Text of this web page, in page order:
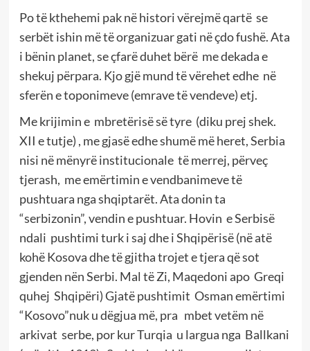
Po të kthehemi pak në histori vërejmë qartë se
serbët ishin më të organizuar gati në çdo fushë. Ata
i bënin planet, se çfarë duhet bërë me dekada e
shekuj përpara. Kjo gjë mund të vërehet edhe në
sferën e toponimeve (emrave të vendeve) etj.
Me krijimin e mbretërisë së tyre (diku prej shek.
XII e tutje) , me gjasë edhe shumë më heret, Serbia
nisi në mënyrë institucionale të merrej, përveç
tjerash, me emërtimin e vendbanimeve të
pushtuara nga shqiptarët. Ata donin ta
“serbizonin”, vendin e pushtuar. Hovin e Serbisë
ndali pushtimi turk i saj dhe i Shqipërisë (në atë
kohë Kosova dhe të gjitha trojet e tjera që sot
gjenden nën Serbi. Mal të Zi, Maqedoni apo Greqi
quhej Shqipëri) Gjatë pushtimit Osman emërtimi
“Kosovo”nuk u dëgjua më, pra mbet vetëm në
arkivat serbe, por kur Turqia u largua nga Ballkani